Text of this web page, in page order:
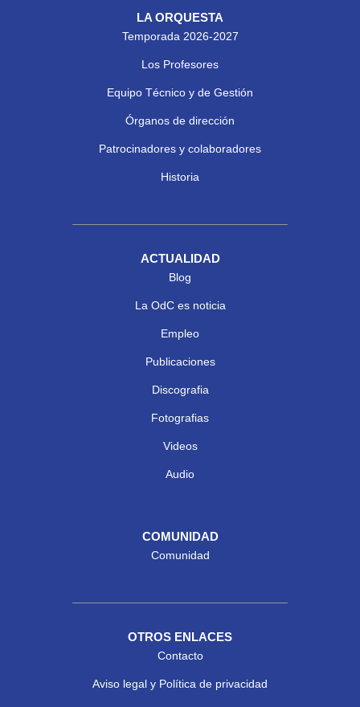
LA ORQUESTA
Temporada 2026-2027
Los Profesores
Equipo Técnico y de Gestión
Órganos de dirección
Patrocinadores y colaboradores
Historia
ACTUALIDAD
Blog
La OdC es noticia
Empleo
Publicaciones
Discografia
Fotografias
Videos
Audio
COMUNIDAD
Comunidad
OTROS ENLACES
Contacto
Aviso legal y Política de privacidad